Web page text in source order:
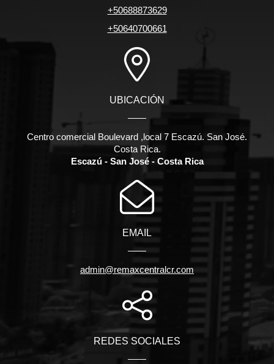
+50688873629
+50640700661
UBICACIÓN
Centro comercial Boulevard ,local 7 Escazú. San José.
Costa Rica.
Escazú - San José - Costa Rica
EMAIL
admin@remaxcentralcr.com
REDES SOCIALES